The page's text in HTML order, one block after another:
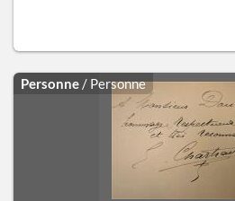
Personne / Personne